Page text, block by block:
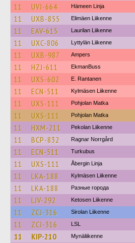
11 UVJ-664 Hämeen Linja
11 UXB-855 Elimäen Liikenne
11 EAV-615 Laurilan Liikenne
11 UXC-806 Lyttylän Liikenne
11 UXB-987 Ampers
11 HZJ-611 EkmanBuss
11 UXS-602 E. Rantanen
11 ECN-511 Kylmäsen Liikenne
11 UXS-111 Pohjolan Matka
11 UXS-111 Pohjolan Matka
11 HXM-211 Pekolan Liikenne
11 BCP-832 Ragnar Norrgård
11 ECN-511 Turkubus
11 UXS-111 Åbergin Linja
11 LKA-188 Kylmäsen Liikenne
11 LKA-188 Разные города
11 LJV-292 Ketosen Liikenne
11 ZCJ-316 Sirolan Liikenne
11 ZCJ-316 LSL
11 KIP-210 Mynäliikenne